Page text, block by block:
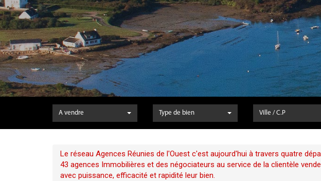
A vendre Type de bien Ville / C.P
Le réseau Agences Réunies de l'Ouest c'est aujourd'hui à travers quatre
43 agences Immobilières et des négociateurs au service de la clientèle
avec puissance, efficacité et rapidité leur bien.